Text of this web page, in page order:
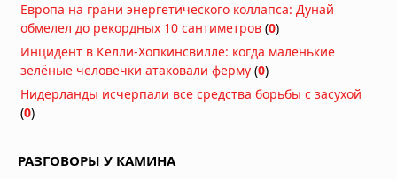
Google запросил разрешение на
выпуск 32 миллионов стерильных
комаров в США
03.06.2026 в 06:41
Эбола вышла из-под контроля: ВОЗ
26.05.2026 в 07:57
Европа на грани энергетического коллапса: Дунай
обмелел до рекордных 10 сантиметров (0)
Инцидент в Келли-Хопкинсвилле: когда маленькие
зелёные человечки атаковали ферму (0)
Нидерланды исчерпали все средства борьбы с засухой
(0)
РАЗГОВОРЫ У КАМИНА